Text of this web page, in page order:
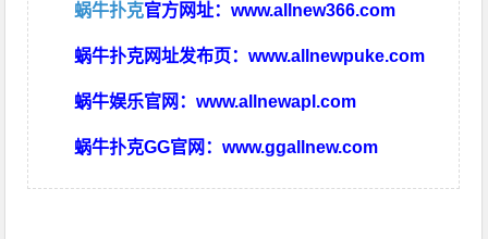
蜗牛扑克官方网址：www.allnew366.com
蜗牛扑克网址发布页：www.allnewpuke.com
蜗牛娱乐官网：www.allnewapl.com
蜗牛扑克GG官网：www.ggallnew.com